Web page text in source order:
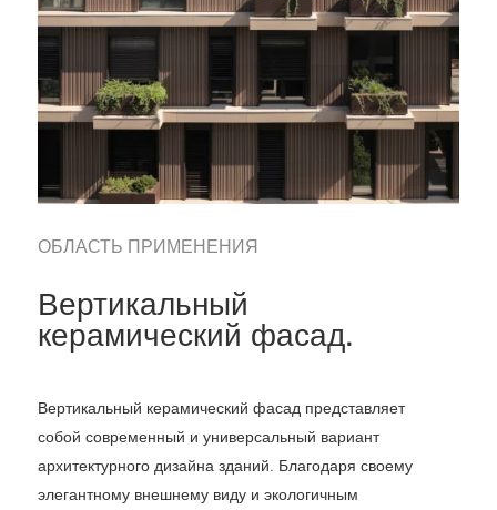
ОБЛАСТЬ ПРИМЕНЕНИЯ
Вертикальный
керамический фасад.
Вертикальный керамический фасад представляет
собой современный и универсальный вариант
архитектурного дизайна зданий. Благодаря своему
элегантному внешнему виду и экологичным